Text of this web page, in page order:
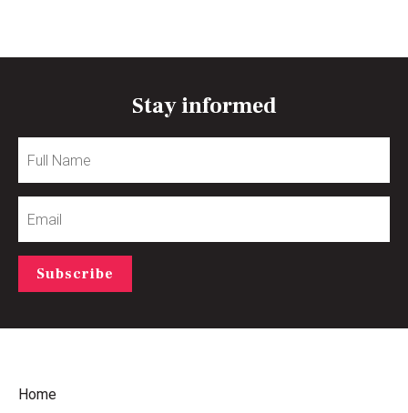
Stay informed
Name
Subscribe
Home